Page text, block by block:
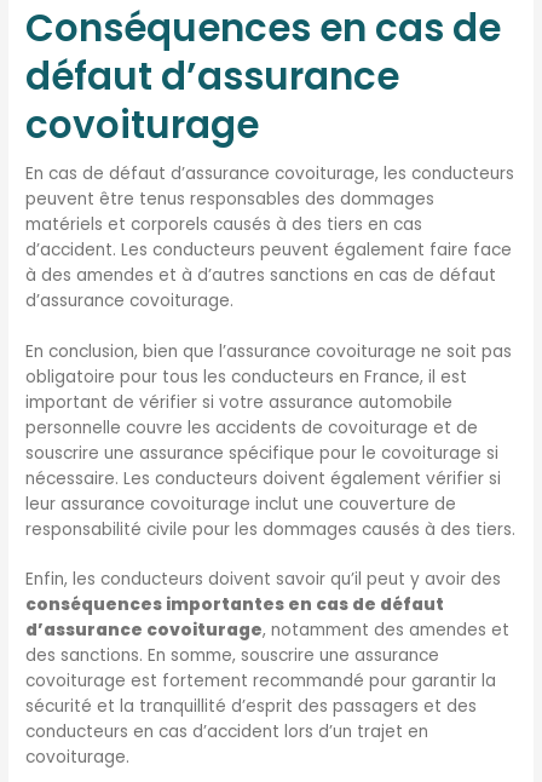
Conséquences en cas de
défaut d’assurance
covoiturage
En cas de défaut d’assurance covoiturage, les conducteurs
peuvent être tenus responsables des dommages
matériels et corporels causés à des tiers en cas
d’accident. Les conducteurs peuvent également faire face
à des amendes et à d’autres sanctions en cas de défaut
d’assurance covoiturage.
En conclusion, bien que l’assurance covoiturage ne soit pas
obligatoire pour tous les conducteurs en France, il est
important de vérifier si votre assurance automobile
personnelle couvre les accidents de covoiturage et de
souscrire une assurance spécifique pour le covoiturage si
nécessaire. Les conducteurs doivent également vérifier si
leur assurance covoiturage inclut une couverture de
responsabilité civile pour les dommages causés à des tiers.
Enfin, les conducteurs doivent savoir qu’il peut y avoir des
conséquences importantes en cas de défaut
d’assurance covoiturage, notamment des amendes et
des sanctions. En somme, souscrire une assurance
covoiturage est fortement recommandé pour garantir la
sécurité et la tranquillité d’esprit des passagers et des
conducteurs en cas d’accident lors d’un trajet en
covoiturage.